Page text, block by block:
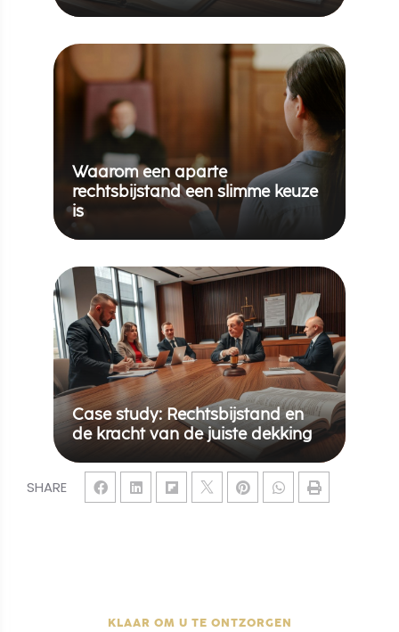
SHARE
Waarom een aparte
rechtsbijstand een slimme keuze
is
Case study: Rechtsbijstand en
de kracht van de juiste dekking
KLAAR OM U TE ONTZORGEN